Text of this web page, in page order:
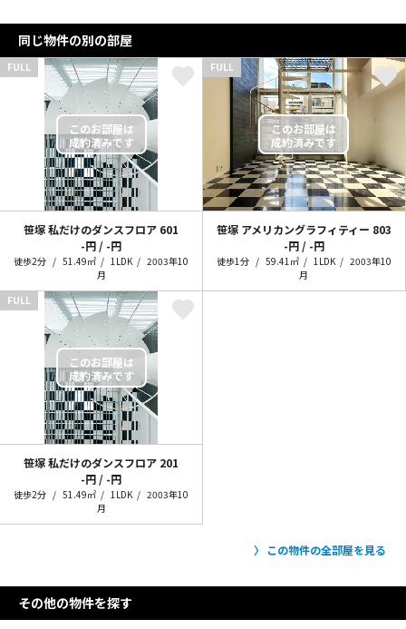
同じ物件の別の部屋
FULL
笹塚 私だけのダンスフロア 601
-円 / -円
徒歩2分 51.49㎡ 1LDK
2003年10
月
FULL
笹塚 アメリカングラフィティー 803
-円 / -円
徒歩1分 59.41㎡ 1LDK
2003年10
月
FULL
笹塚 私だけのダンスフロア 201
-円 / -円
徒歩2分 51.49㎡ 1LDK
2003年10
月
この物件の全部屋を見る
その他の物件を探す